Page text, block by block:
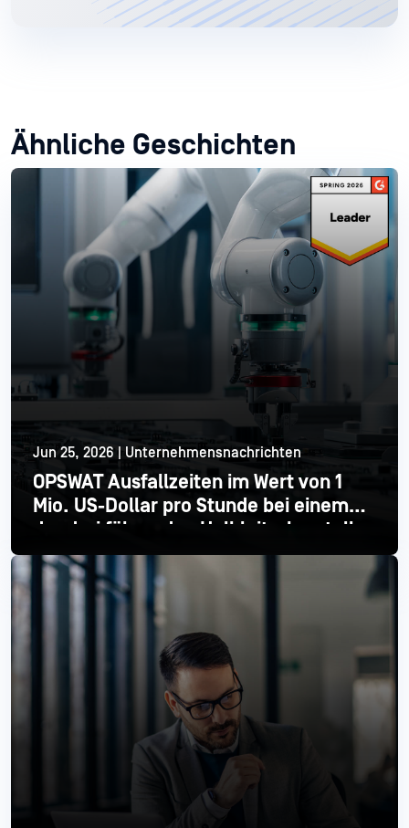
Ähnliche Geschichten
Jun 25, 2026 | Unternehmensnachrichten
OPSWAT Ausfallzeiten im Wert von 1
Mio. US-Dollar pro Stunde bei einem
der drei führenden Halbleiterhersteller
Mehr lesen